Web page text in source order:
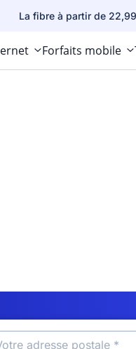
La fibre à partir de
Forfaits mobile